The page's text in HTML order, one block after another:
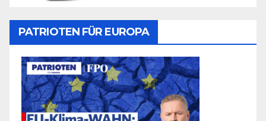
PATRIOTEN FÜR EUROPA